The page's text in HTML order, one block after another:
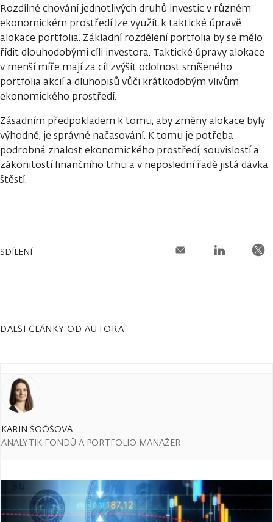
Rozdílné chování jednotlivých druhů investic v různém
ekonomickém prostředí lze využít k taktické úpravě
alokace portfolia. Základní rozdělení portfolia by se mělo
řídit dlouhodobými cíli investora. Taktické úpravy alokace
v menší míře mají za cíl zvýšit odolnost smíšeného
portfolia akcií a dluhopisů vůči krátkodobým vlivům
ekonomického prostředí.
Zásadním předpokladem k tomu, aby změny alokace byly
výhodné, je správné načasování. K tomu je potřeba
podrobná znalost ekonomického prostředí, souvislostí a
zákonitostí finančního trhu a v neposlední řadě jistá dávka
štěstí.
SDÍLENÍ
DALŠÍ ČLÁNKY OD AUTORA
KARIN ŠOÓŠOVÁ
ANALYTIK FONDŮ A PORTFOLIO MANAŽER